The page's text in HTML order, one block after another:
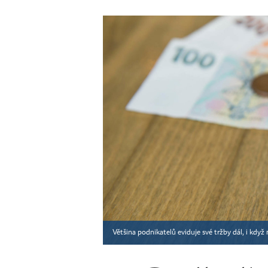
Většina podnikatelů eviduje své tržby dál, i když